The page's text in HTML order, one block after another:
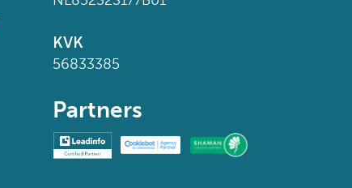
KVK
56833385
Partners